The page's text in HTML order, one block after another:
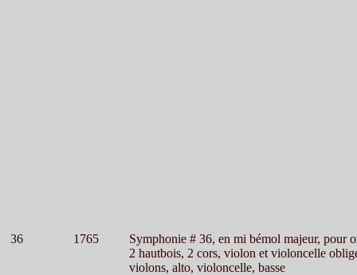
36 1765
Symphonie # 36, en mi bémol majeur, pour
2 hautbois, 2 cors, violon et violoncelle
violons, alto, violoncelle, basse